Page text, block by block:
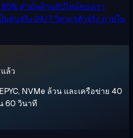
คำมั่นด้านอัปไทม์ของเรา
นคนจริง 24/7วิศวกรตัวจริง ภายใน
ล้ว
NVMe ล้วน และเครือข่าย 40
60 วินาที